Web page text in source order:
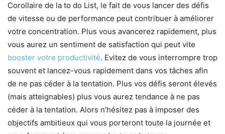
Corollaire de la to do List, le fait de vous lancer des défis
de vitesse ou de performance peut contribuer à améliorer
votre concentration. Plus vous avancerez rapidement, plus
vous aurez un sentiment de satisfaction qui peut vite
booster votre productivité. Evitez de vous interrompre trop
souvent et lancez-vous rapidement dans vos tâches afin
de ne pas céder à la tentation. Plus vos défis seront élevés
(mais atteignables) plus vous aurez tendance à ne pas
céder à la tentation. Alors n’hésitez pas à imposer des
objectifs ambitieux qui vous porteront toute la journée et